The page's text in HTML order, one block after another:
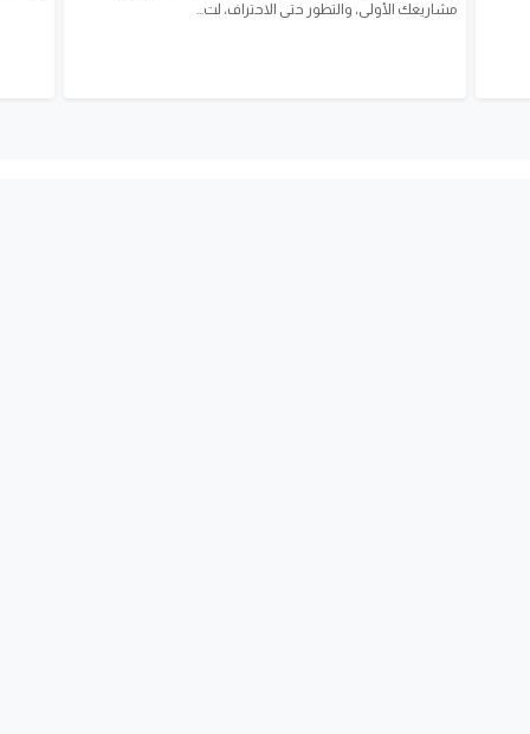
مشاريعك الأولى، والتطور حتى الاحتراف، لت...